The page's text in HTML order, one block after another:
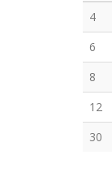
4
6
8
12
30